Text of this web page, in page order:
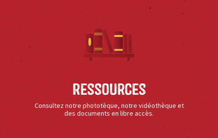
Ressources
Consultez notre phototèque, notre vidéothèque et
des documents en libre accès.